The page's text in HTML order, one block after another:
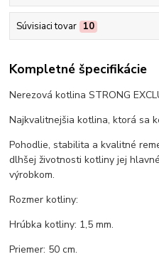
Súvisiaci tovar 10
Kompletné špecifikácie
Nerezová kotlina STRONG
Najkvalitnejšia kotlina, ktorá sa
Pohodlie, stabilita a kvalitné
dlhšej životnosti kotliny jej
výrobkom.
Rozmer kotliny:
Hrúbka kotliny: 1,5 mm.
Priemer: 50 cm.